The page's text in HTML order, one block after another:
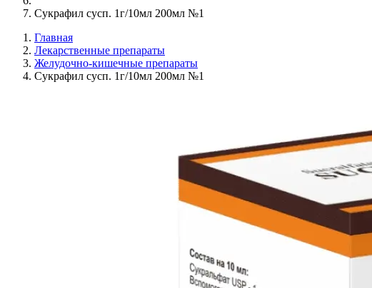
Сукрафил сусп. 1г/10мл 200мл №1
Главная
Лекарственные препараты
Желудочно-кишечные препараты
Сукрафил сусп. 1г/10мл 200мл №1